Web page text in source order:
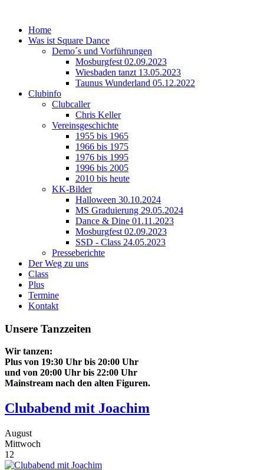
Home
Was ist Square Dance
Demo´s und Vorführungen
Mosburgfest 02.09.2023
Wiesbaden tanzt 13.05.2023
Taunus Wunderland 05.12.2022
Clubinfo
Clubcaller
Chris Keller
Vereinsgeschichte
1955 bis 1965
1966 bis 1975
1976 bis 1995
1996 bis 2005
2010 bis heute
KK-Bilder
Halloween 30.10.2024
MS Graduierung 29.05.2024
Dance & Dine 01.11.2023
Mosburgfest 02.09.2023
SSD - Class 24.05.2023
Presseberichte
Der Weg zu uns
Class
Plus
Termine
Kontakt
Unsere Tanzzeiten
Wir tanzen:
Plus von 19:30 Uhr bis 20:00 Uhr
und von 20:00 Uhr bis 22:00 Uhr
Mainstream nach den alten Figuren.
Clubabend mit Joachim
August
Mittwoch
12